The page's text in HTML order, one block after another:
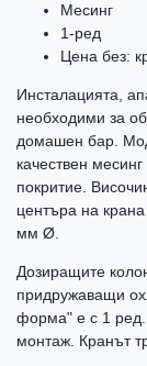
Месинг
1-ред
Цена без:
Инсталацията,
необходими за
домашен бар.
качествен
покритие.
центъра на
мм Ø.
Дозиращите
придружаващи
форма" е с 1 ред.
монтаж. Кранът